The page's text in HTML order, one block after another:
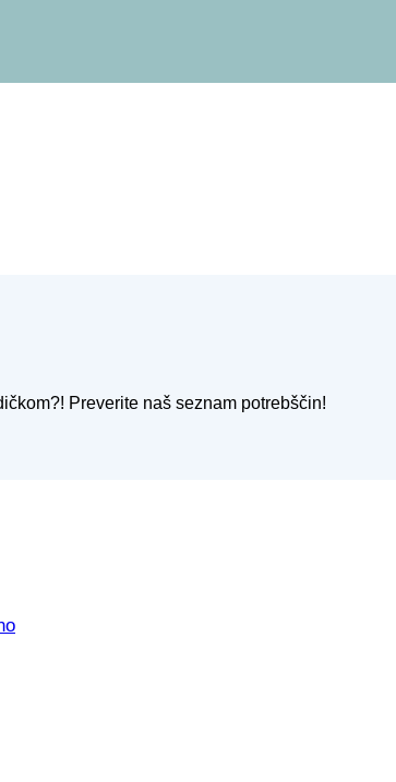
Preverite naš seznam potrebščin!